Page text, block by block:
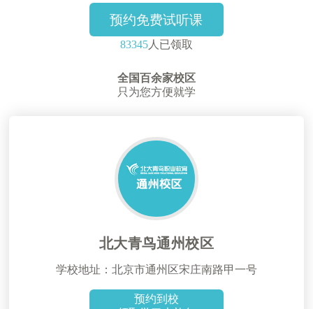
预约免费试听课
83345 人已领取
全国百余家校区
只为您方便就学
北大青鸟通州校区
学校地址：北京市通州区宋庄南路甲一号
预约到校